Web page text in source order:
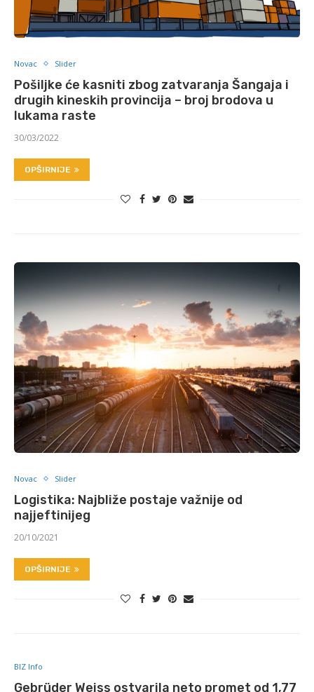
Novac Slider
Pošiljke će kasniti zbog zatvaranja Šangaja i
drugih kineskih provincija – broj brodova u
lukama raste
30/03/2022
OPŠIRNIJE
Novac Slider
Logistika: Najbliže postaje važnije od
najjeftinijeg
20/10/2021
OPŠIRNIJE
BIZ Info
Gebrüder Weiss ostvarila neto promet od 1,77